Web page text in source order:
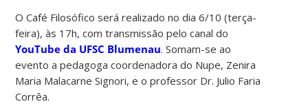
O Café Filosófico será realizado no dia 6/10 (terça-
feira), às 17h, com transmissão pelo canal do
YouTube da UFSC Blumenau. Somam-se ao
evento a pedagoga coordenadora do Nupe, Zenira
Maria Malacarne Signori, e o professor Dr. Julio Faria
Corrêa.